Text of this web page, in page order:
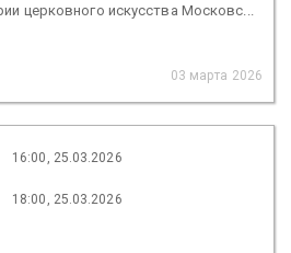
церковного искусства Московс...
03 марта 2026
16:00, 25.03.2026
18:00, 25.03.2026